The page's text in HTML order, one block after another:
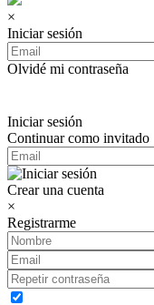
×
Iniciar sesión
Olvidé mi contraseña
Iniciar sesión
Continuar como invitado
Crear una cuenta
×
Registrarme